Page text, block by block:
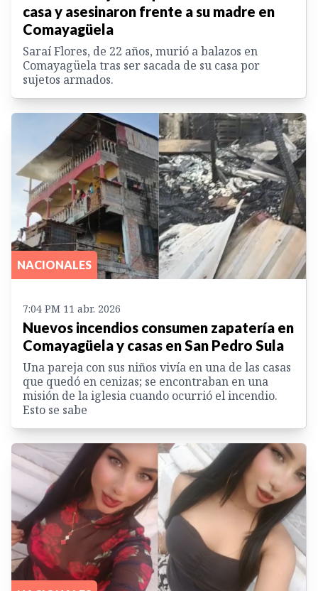
casa y asesinaron frente a su madre en
Comayagüela
Saraí Flores, de 22 años, murió a balazos en
Comayagüela tras ser sacada de su casa por
sujetos armados.
NACIONALES
7:04 PM 11 abr. 2026
Nuevos incendios consumen zapatería en
Comayagüela y casas en San Pedro Sula
Una pareja con sus niños vivía en una de las casas
que quedó en cenizas; se encontraban en una
misión de la iglesia cuando ocurrió el incendio.
Esto se sabe